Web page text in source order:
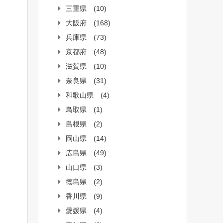
三重県
(10)
大阪府
(168)
兵庫県
(73)
京都府
(48)
滋賀県
(10)
奈良県
(31)
和歌山県
(4)
鳥取県
(1)
島根県
(2)
岡山県
(14)
広島県
(49)
山口県
(3)
徳島県
(2)
香川県
(9)
愛媛県
(4)